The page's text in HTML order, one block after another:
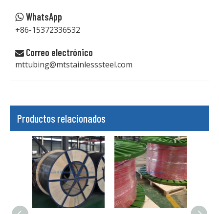
 WhatsApp
+86-15372336532
 Correo electrónico
mttubing@mtstainlesssteel.com
Productos relacionados